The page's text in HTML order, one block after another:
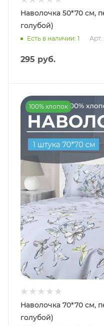
Наволочка 50*70 см,
голубой)
Есть в наличии: 1
295 руб.
100% хлопок
Наволочка 70*70 см,
голубой)